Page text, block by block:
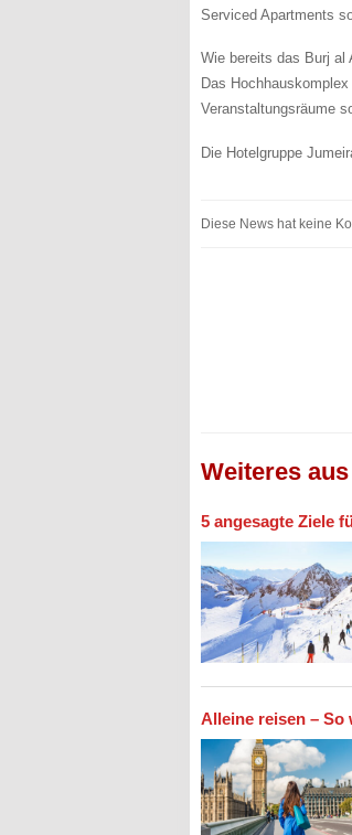
Serviced Apartments
Wie bereits das Burj al
Das
Veranstaltungsräume
Die Hotelgruppe
Diese News hat keine
Weiteres
5 angesagte Ziele
Alleine reisen – So